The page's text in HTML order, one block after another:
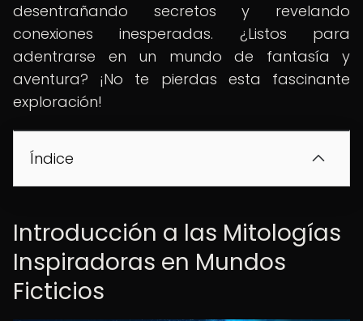
desentrañando secretos y revelando
conexiones inesperadas. ¿Listos para
adentrarse en un mundo de fantasía y
aventura? ¡No te pierdas esta fascinante
exploración!
Índice
Introducción a las Mitologías
Inspiradoras en Mundos
Ficticios